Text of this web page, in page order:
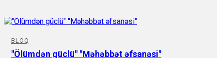
BLOQ
"Ölümdən güclü" "Məhəbbət əfsanəsi"